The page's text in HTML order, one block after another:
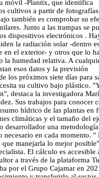
móvil -Plantix, que identifica
cultivos a partir de
también es comprobar su
Junto a las trampas se
dispositivos electrónicos .
la radiación solar -dentro
en el exterior- y otros que lo
la humedad relativa. A
esos datos y la previsión
los próximos siete días para
su cultivo bajo plástico.
destaca la investigadora
Sus trabajos para conocer
hídrico de las plantas en
climáticas y el tamaño del
desarrollador una metodología
necesario en cada momento. "
que manejarla lo mejor
El cálculo es accesible
a través de la plataforma
por el Grupo Cajamar en